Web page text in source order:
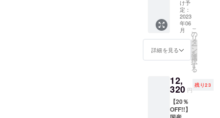
掲載期
間：
2023年
6月1
日〜
2024年
5月31日
したい
名前を
ご記載
くださ
い（希
け予
定：
2023
年06
月
詳細を見る
こ
の
リ
タ
ー
ン
を
選
択
す
る
12,
320 円
残り23
【20％
OFF!!】